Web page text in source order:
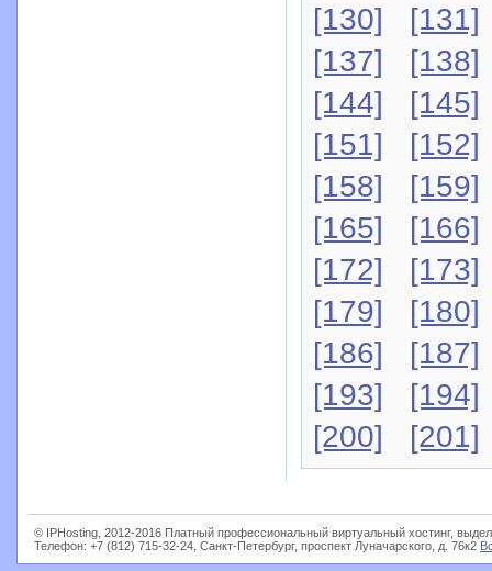
[130]
[131]
[137]
[138]
[144]
[145]
[151]
[152]
[158]
[159]
[165]
[166]
[172]
[173]
[179]
[180]
[186]
[187]
[193]
[194]
[200]
[201]
© IPHosting, 2012-2016 Платный профессиональный виртуальный хостинг,
Телефон: +7 (812) 715-32-24, Санкт-Петербург, проспект Луначарского, д. 76к2